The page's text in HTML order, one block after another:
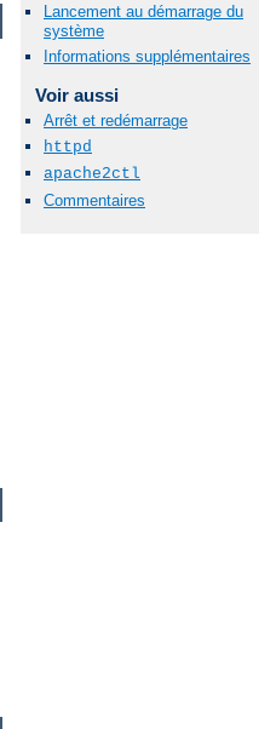
Lancement au démarrage du
système
Informations supplémentaires
Voir aussi
Arrêt et redémarrage
httpd
apache2ctl
Commentaires